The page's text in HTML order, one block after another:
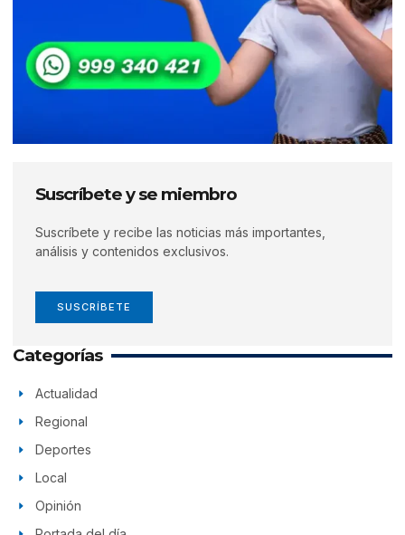
Suscríbete y se miembro
Suscríbete y recibe las noticias más importantes,
análisis y contenidos exclusivos.
SUSCRÍBETE
Categorías
Actualidad
Regional
Deportes
Local
Opinión